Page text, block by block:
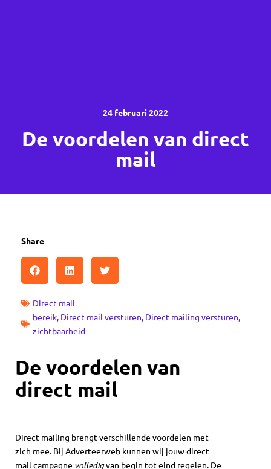
24 februari 2022
De voordelen van direct
mail
Share
Direct mail
bereik, Direct mail versturen, Direct mailing versturen,
zichtbaarheid
De voordelen van
direct mail
Direct mailing brengt verschillende voordelen met
zich mee. Bij Adverteerweb kunnen wij jouw direct
mail campagne volledigvan begin tot eind regelen. De